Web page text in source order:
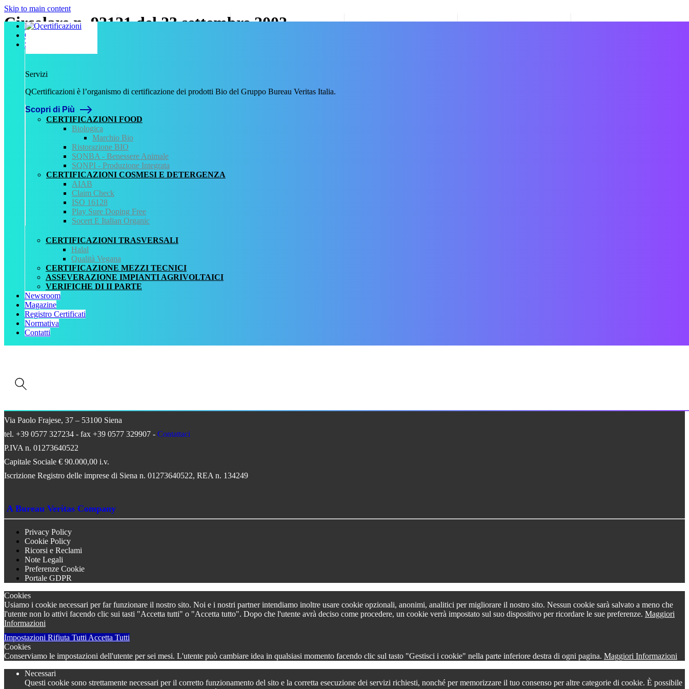
Skip to main content
Home
Chi Siamo
Servizi
Servizi
QCertificazioni è l’organismo di certificazione dei prodotti Bio del Gruppo Bureau Veritas Italia.
Scopri di Più
CERTIFICAZIONI FOOD
Biologica
Marchio Bio
Ristorazione BIO
SQNBA - Benessere Animale
SQNPI - Produzione Integrata
CERTIFICAZIONI COSMESI E DETERGENZA
AIAB
Claim Check
ISO 16128
Play Sure Doping Free
Socert E Italian Organic
CERTIFICAZIONI TRASVERSALI
Halal
Qualità Vegana
CERTIFICAZIONE MEZZI TECNICI
ASSEVERAZIONE IMPIANTI AGRIVOLTAICI
VERIFICHE DI II PARTE
Newsroom
Magazine
Registro Certificati
Normativa
Contatti
Circolare n. 92121 del 23 settembre 2002
Data:
23 Settembre 2002
92121
Tipologia:
Tipo normativa:
Normativa Nazionale
Fonte normativa
Richiesta chiarimenti sull’utilizzo di nitrito di potassio (E249) negli alimenti da agricoltura biologica. CODEX s.r.l.
Circolare n. 92121 del 23 settembre 2002.pdf
CHI SIAMO
NORMATIVA
AREA DOWNLOAD
POLITICA QHSE
FAQ – DOMANDE FREQUENTI
CONTATTI
Servizi
AIAB
BIOLOGICA
HALAL
Via Paolo Frajese, 37 – 53100 Siena
tel. +39 0577 327234 - fax +39 0577 329907 - Contattaci
P.IVA n. 01273640522
Capitale Sociale € 90.000,00 i.v.
Iscrizione Registro delle imprese di Siena n. 01273640522, REA n. 134249
A Bureau Veritas Company
Privacy Policy
Cookie Policy
Ricorsi e Reclami
Note Legali
Preferenze Cookie
Portale GDPR
Cookies
Usiamo i cookie necessari per far funzionare il nostro sito. Noi e i nostri partner intendiamo inoltre usare cookie opzionali, anonimi, analitici per migliorare il nostro sito. Nessun cookie sarà salvato a meno che
l'utente non lo attivi facendo clic sui tasti "Accetta tutti" o "Accetta tutto". Dopo che l'utente avrà deciso come procedere, un cookie verrà impostato sul suo dispositivo per ricordare le sue preferenze. Maggiori
Informazioni
Impostazioni Rifiuta TuttiAccetta Tutti
Cookies
Conserviamo le impostazioni dell'utente per sei mesi. L'utente può cambiare idea in qualsiasi momento facendo clic sul tasto "Gestisci i cookie" nella parte inferiore destra di ogni pagina. Maggiori Informazioni
Necessari
Questi cookie sono strettamente necessari per il corretto funzionamento del sito e la corretta esecuzione dei servizi richiesti, nonché per memorizzare il tuo consenso per altre categorie di cookie. È possibile